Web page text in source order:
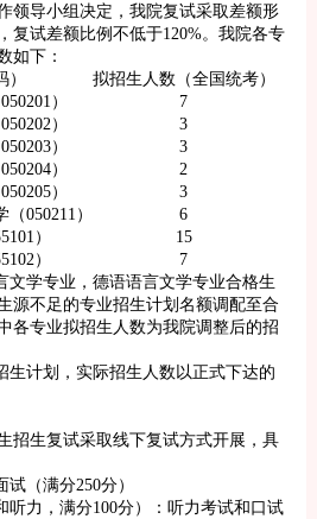
导小组决定，我院复试采取差额形
复试差额比例不低于120%。我院各专
如下：
拟招生人数（全国统考）
）
7
）
3
）
3
）
2
）
3
050211）
6
）
15
）
7
学专业，德语语言文学专业合格生
源不足的专业招生计划名额调配至合
各专业拟招生人数为我院调整后的招
计划，实际招生人数以正式下达的
生复试采取线下复试方式开展，具
（满分250分）
力，满分100分）：听力考试和口试